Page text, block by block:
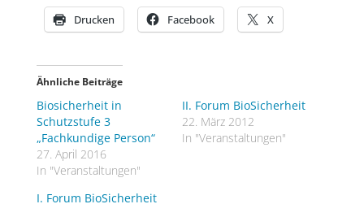
Drucken Facebook X
Ähnliche Beiträge
Biosicherheit in
Schutzstufe 3
„Fachkundige Person“
27. April 2016
In "Veranstaltungen"
II. Forum BioSicherheit
22. März 2012
In "Veranstaltungen"
I. Forum BioSicherheit